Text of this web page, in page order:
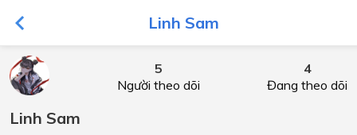
Linh Sam
5
Người theo dõi
4
Đang theo dõi
Linh Sam